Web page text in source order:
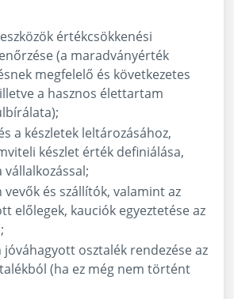
értékcsökkenési
(a maradványérték
megfelelő és következetes
a hasznos élettartam
a készletek leltározásához,
készlet érték definiálása,
és szállítók, valamint az
előlegek, kauciók egyeztetése az
osztalék rendezése az
(ha ez még nem történt